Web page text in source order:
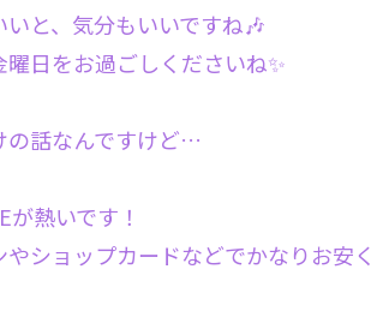
いと、気分もいいですね🎶
曜日をお過ごしくださいね✨
の話なんですけど…
が熱いです！
やショップカードなどでかなりお安